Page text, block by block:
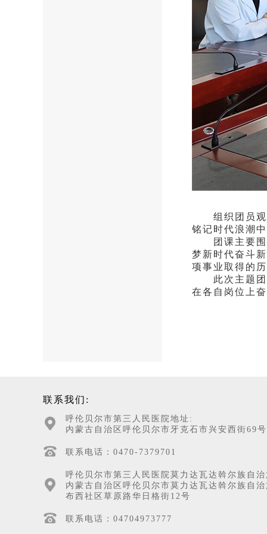
组织团员观看
铭记时代浪潮
团课主要围绕
梦新时代奋斗
项事业取得的
此次主题团课
在各自岗位上
联系我们:
呼伦贝尔市第三人民医院地址:
内蒙古自治区呼伦贝尔市牙克石市兴安西街69号
联系电话：0470-7379701
呼伦贝尔市第三人民医院莫力达瓦达斡尔族自
内蒙古自治区呼伦贝尔市莫力达瓦达斡尔族自
布西社区草原路华日格街12号
联系电话：04704973777